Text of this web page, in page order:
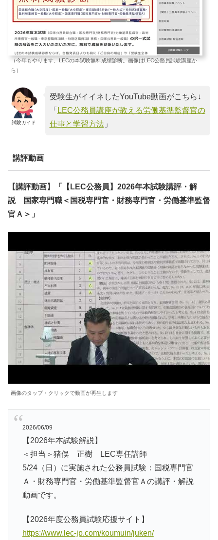
（今年もやります、LECの本試験無料成績診断。画像はLEC公務員試験講座か
ら）
試験ガイド
受験生がイイネしたYouTube動画がこちら↓
「 LEC公務員講座が教える労働基準監督官の
仕事と学習方法」
講評動画
【講評動画】「【LEC公務員】2026年本試験講評・解
説 国家専門職＜国税専門官・財務専門官・労働基準監督
官Ａ＞」
画像のタップ・クリックで動画が再生します
2026/06/09
【2026年本試験解説】
＜担当＞猪俣 正樹 LEC専任講師
5/24（日）に実施された公務員試験：国税専門官
Ａ・財務専門官・労働基準監督官Ａの講評・解説
動画です。
【2026年度公務員試験応援サイト】
https://www.lec-jp.com/koumuin/juken/